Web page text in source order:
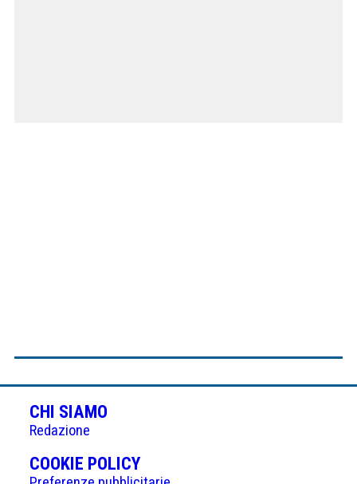
CHI SIAMO
Redazione
COOKIE POLICY(APRE